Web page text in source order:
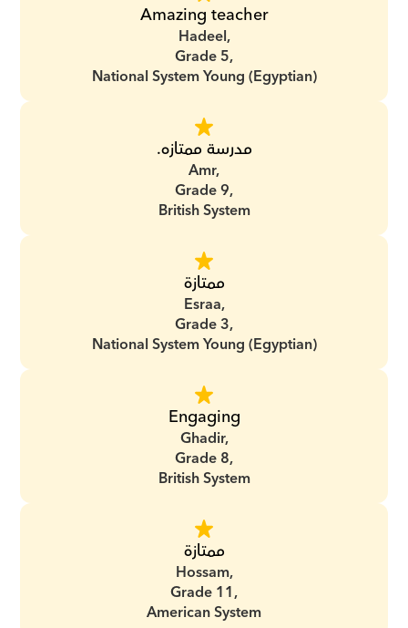
Amazing teacher
Hadeel,
Grade 5,
National System Young (Egyptian)
مدرسة ممتازه.
Amr,
Grade 9,
British System
ممتازة
Esraa,
Grade 3,
National System Young (Egyptian)
Engaging
Ghadir,
Grade 8,
British System
ممتازة
Hossam,
Grade 11,
American System